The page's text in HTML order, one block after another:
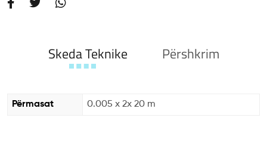
Skeda Teknike Përshkrim
Përmasat 0.005 x 2x 20 m